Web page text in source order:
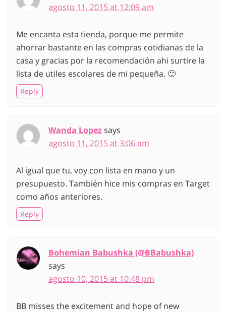
agosto 11, 2015 at 12:09 am
Me encanta esta tienda, porque me permite
ahorrar bastante en las compras cotidianas de la
casa y gracias por la recomendación ahi surtire la
lista de utiles escolares de mi pequeña. 🙂
Reply
Wanda Lopezsays
agosto 11, 2015 at 3:06 am
Al igual que tu, voy con lista en mano y un
presupuesto. También hice mis compras en Target
como años anteriores.
Reply
Bohemian Babushka (@BBabushka)
says
agosto 10, 2015 at 10:48 pm
BB misses the excitement and hope of new